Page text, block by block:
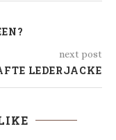
next post
LEDERJACKE